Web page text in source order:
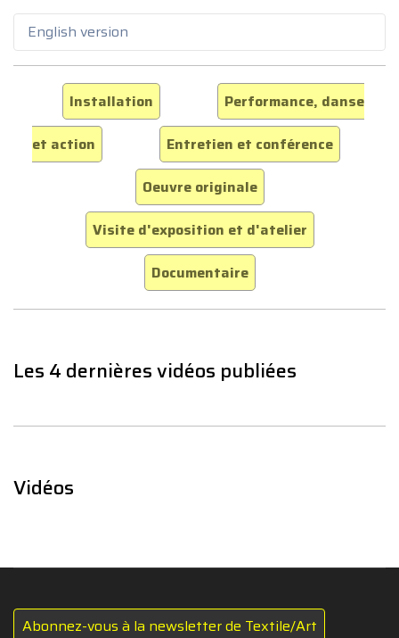
English version
Installation
Performance, danse
et action
Entretien et conférence
Oeuvre originale
Visite d'exposition et d'atelier
Documentaire
Les 4 dernières vidéos publiées
Vidéos
Abonnez-vous à la newsletter de Textile/Art